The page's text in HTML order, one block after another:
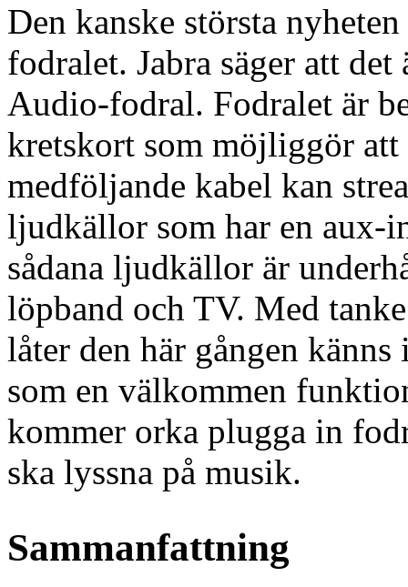
Den kanske största
fodralet. Jabra säger att
Audio-fodral. Fodralet är
kretskort som möjliggör att
medföljande kabel kan
ljudkällor som har en aux-
sådana ljudkällor är
löpband och TV. Med
låter den här gången
som en välkommen
kommer orka plugga in
ska lyssna på musik.
Sammanfattning